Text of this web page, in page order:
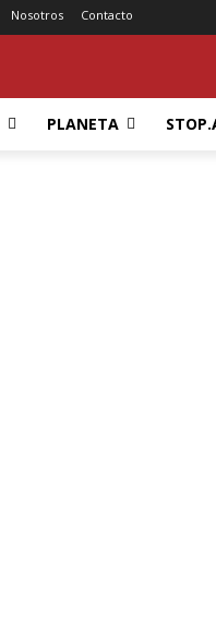
Nosotros Contacto
PLANETA